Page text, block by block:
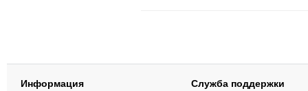
Информация Служба поддержки